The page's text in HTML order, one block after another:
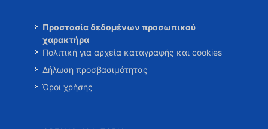
Προστασία δεδομένων προσωπικού
χαρακτήρα
Πολιτική για αρχεία καταγραφής και cookies
Δήλωση προσβασιμότητας
Όροι χρήσης